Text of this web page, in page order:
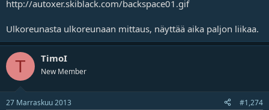
http://autoxer.skiblack.com/backspace01.gif
Ulkoreunasta ulkoreunaan mittaus, näyttää aika paljon liikaa.
T TimoI
New Member
27 Marraskuu 2013 #1,274